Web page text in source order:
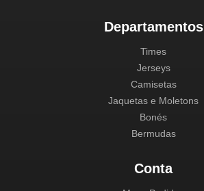
Departamentos
Times
Jerseys
Camisetas
Jaquetas e Moletons
Bonés
Bermudas
Conta